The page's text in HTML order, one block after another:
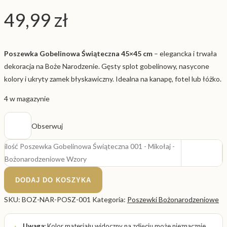
49,99 zł
Poszewka Gobelinowa Świąteczna 45×45 cm – elegancka i trwała
dekoracja na Boże Narodzenie. Gęsty splot gobelinowy, nasycone
kolory i ukryty zamek błyskawiczny. Idealna na kanapę, fotel lub łóżko.
4 w magazynie
Obserwuj
ilość Poszewka Gobelinowa Świąteczna 001 - Mikołaj -
Bożonarodzeniowe Wzory
DODAJ DO KOSZYKA
SKU: BOZ-NAR-POSZ-001 Kategoria: Poszewki Bożonarodzeniowe